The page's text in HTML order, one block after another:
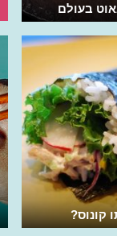
בעולם
קונוס?